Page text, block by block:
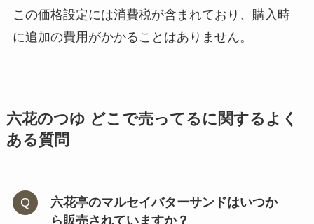
で買える？
やみつきしみかりせん どこで売っ
コンビニのおでんが売ってない？
この価格設定には消費税が含まれており、購入時
に追加の費用がかかることはありません。
六花のつゆ どこで売ってるに関するよく
ある質問
六花亭のマルセイバターサンドはいつか
ら販売されていますか？